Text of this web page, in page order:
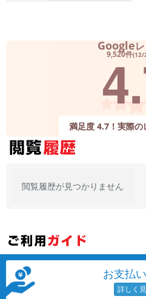
Google
9,520件(12/
満足度 4.7！実際の
閲覧履歴が見つかりません
お支払
円 ～
発売日
年